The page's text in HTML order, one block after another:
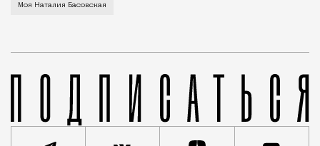
Моя Наталия Басовская